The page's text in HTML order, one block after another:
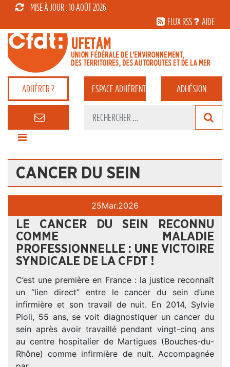
MISE À JOUR : 10 AOÛT 2026
FLUX RSS
AIDE
ADHÉRER ? ESPACEADHÉRENT ADHÉSION
CANCER DU SEIN
25Mar.2026
LE CANCER DU SEIN RECONNU
COMME MALADIE
PROFESSIONNELLE : UNE VICTOIRE
SYNDICALE DE LA CFDT !
C’est une première en France : la justice reconnaît
un “lien direct” entre le cancer du sein d’une
infirmière et son travail de nuit. En 2014, Sylvie
Pioli, 55 ans, se voit diagnostiquer un cancer du
sein après avoir travaillé pendant vingt-cinq ans
au centre hospitalier de Martigues (Bouches-du-
Rhône) comme infirmière de nuit. Accompagnée